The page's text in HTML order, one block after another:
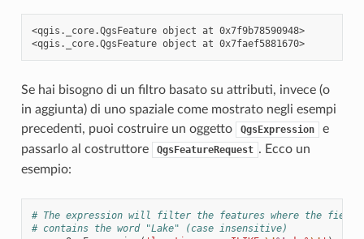
<qgis._core.QgsFeature object at 0x7f9b78590948>
<qgis._core.QgsFeature object at 0x7faef5881670>
Se hai bisogno di un filtro basato su attributi, invece (o
in aggiunta) di uno spaziale come mostrato negli esempi
precedenti, puoi costruire un oggetto
QgsExpression
e
passarlo al costruttore
QgsFeatureRequest . Ecco un
esempio:
# The expression will filter the features where the field
# contains the word "Lake" (case insensitive)